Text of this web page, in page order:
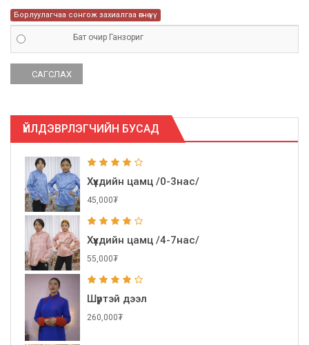
Борлуулагчаа сонгож захиалгаа өгнө үү
Бат очир Ганзориг
ҮЙЛДЭВРЛЭГЧИЙН БУСАД
Хүүхдийн цамц /0-3нас/
45,000₮
Хүүхдийн цамц /4-7нас/
55,000₮
Шүртэй дээл
260,000₮